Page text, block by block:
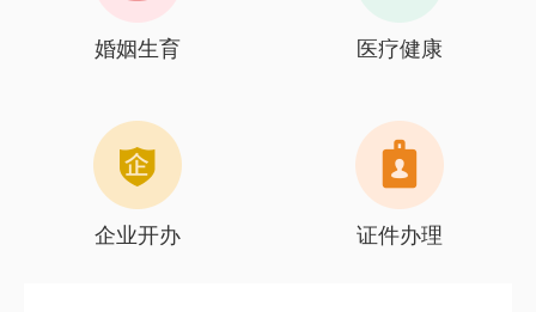
婚姻生育 医疗健康
企业开办 证件办理